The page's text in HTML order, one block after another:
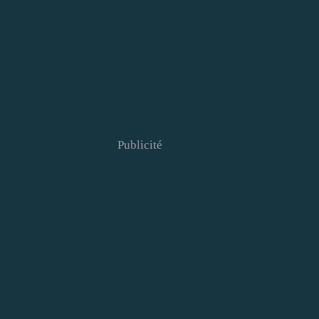
Publicité